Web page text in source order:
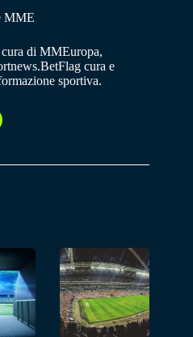
MME
di MMEuropa,
cura e
sportiva.